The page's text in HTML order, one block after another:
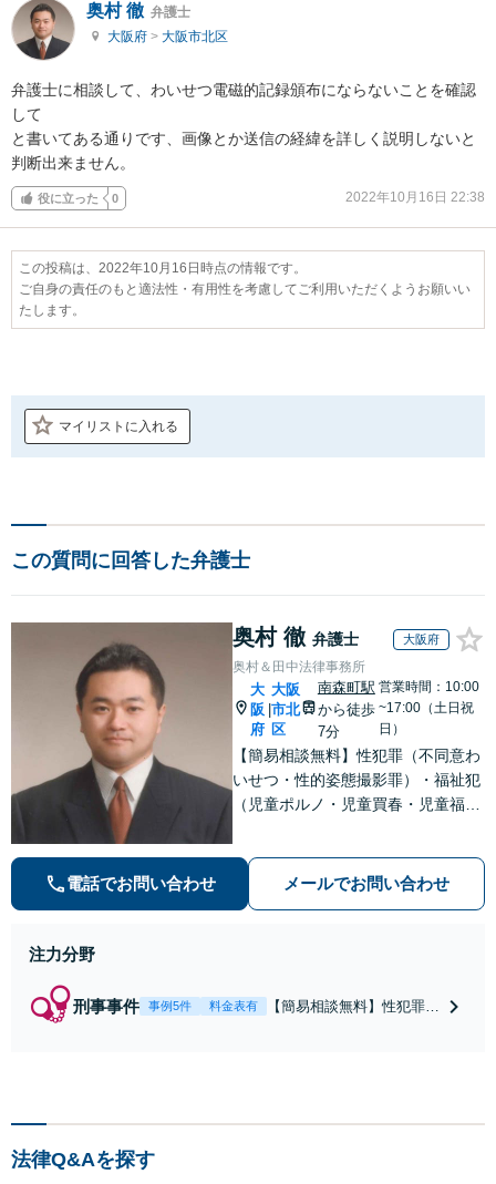
奥村 徹 弁護士
大阪府 > 大阪市北区
弁護士に相談して、わいせつ電磁的記録頒布にならないことを確認
して
と書いてある通りです、画像とか送信の経緯を詳しく説明しないと
判断出来ません。
役に立った 0 2022年10月16日 22:38
この投稿は、2022年10月16日時点の情報です。
ご自身の責任のもと適法性・有用性を考慮してご利用いただくようお願いい
たします。
マイリストに入れる
この質問に回答した弁護士
奥村 徹 弁護士 大阪府
奥村＆田中法律事務所
大
阪
府
大阪
市北
区
南森町駅
から徒歩
7分
営業時間：10:00
~17:00（土日祝
日）
【簡易相談無料】性犯罪（不同意わ
いせつ・性的姿態撮影罪）・福祉犯
（児童ポルノ・児童買春・児童福祉
等）に非常に詳しい弁護士です
電話でお問い合わせ メールでお問い合わせ
注力分野
刑事事件 事例5件 料金表有
【簡易相談無料】性犯罪
法律Q&Aを探す